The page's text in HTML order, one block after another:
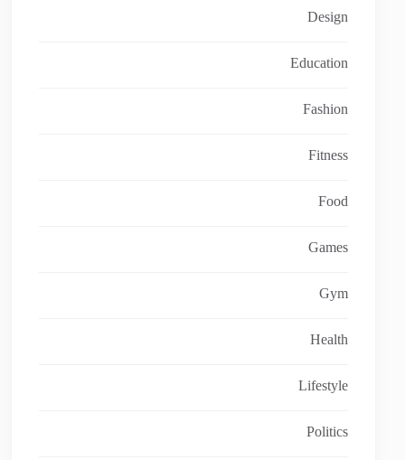
Design
Education
Fashion
Fitness
Food
Games
Gym
Health
Lifestyle
Politics